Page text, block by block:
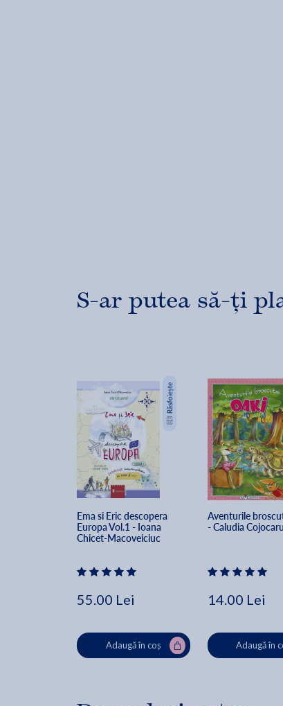
S-ar putea să-ți
Ema si Eric descopera
Europa Vol.1 - Ioana
Chicet-Macoveiciuc
55.00 Lei
Adaugă în coș
Aventurile
- Caludia Cojocaru
14.00 Lei
Adaugă în